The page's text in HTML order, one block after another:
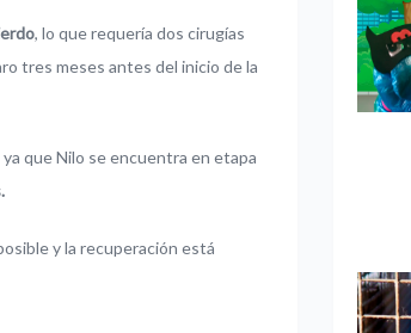
, lo que requería dos cirugías
tres meses antes del inicio de la
que Nilo se encuentra en etapa
y la recuperación está